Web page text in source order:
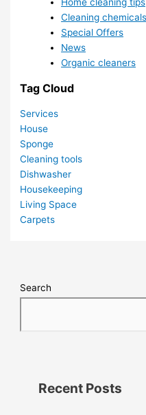
Cleaning chemicals
Special Offers
News
Organic cleaners
Tag Cloud
Services
House
Sponge
Cleaning tools
Dishwasher
Housekeeping
Living Space
Carpets
Search
Recent Posts